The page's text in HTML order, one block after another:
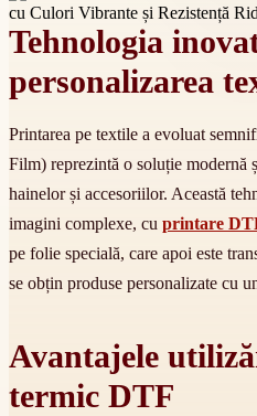
Tehnologia
personalizarea
Printarea pe textile a evoluat
Film) reprezintă o soluție modernă
hainelor și accesoriilor. Această
imagini complexe, cu printare
pe folie specială, care apoi este
se obțin produse personalizate cu
Avantajele
termic DTF